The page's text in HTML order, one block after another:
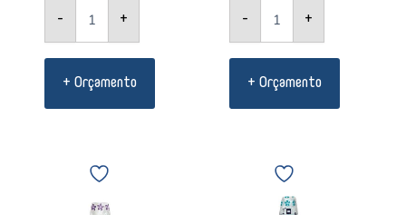
- +
+ Orçamento
- +
+ Orçamento
copo
Plásticos
Branco